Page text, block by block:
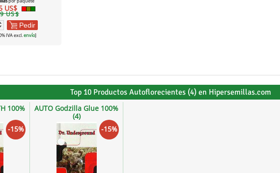
US$
US$
Pedir
IVA excl.envío]
Top 10 Productos Autoflorecientes (4) en Hipersemillas.com
100%
-15%
AUTO Godzilla Glue 100%
(4)
-15%